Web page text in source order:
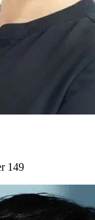
149